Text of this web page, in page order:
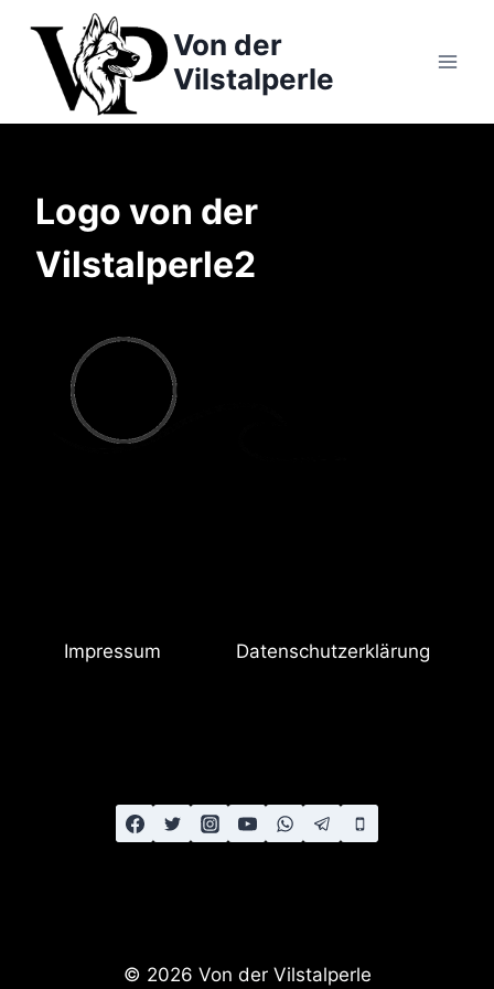
Inhalt
springen
Von der
Vilstalperle
Logo von der
Vilstalperle2
Impressum Datenschutzerklärung
© 2026 Von der Vilstalperle